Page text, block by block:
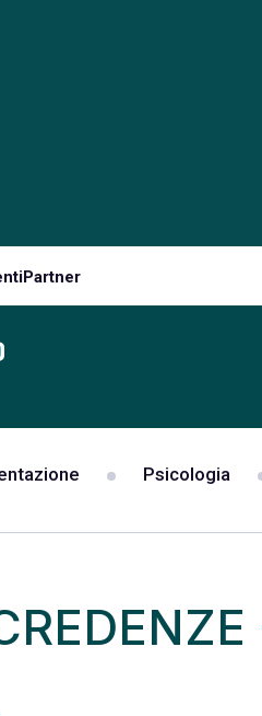
Partner
Psicologia